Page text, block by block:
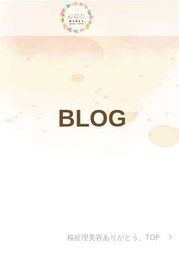
BLOG
福祉理美容ありがとう。TOP